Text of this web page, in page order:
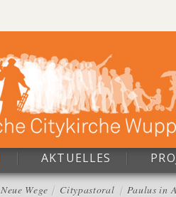
AKTUELLES
Neue Wege Citypastoral Paulus in